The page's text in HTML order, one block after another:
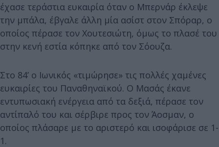
έχασε τεράστια ευκαιρία όταν ο Μπερνάρ έκλεψε
την μπάλα, έβγαλε άλλη μία ασίστ στον Σπόραρ, ο
οποίος πέρασε τον Χουτεσιώτη, όμως το πλασέ του
στην κενή εστία κόπηκε από τον Σόουζα.
Στο 84’ ο Ιωνικός «τιμώρησε» τις πολλές χαμένες
ευκαιρίες του Παναθηναϊκού. Ο Μασάς έκανε
εντυπωσιακή ενέργεια από τα δεξιά, πέρασε τον
αντίπαλό του και σέρβιρε προς τον Άοσμαν, ο
οποίος πλάσαρε με το αριστερό και ισοφάρισε σε 1-
1.